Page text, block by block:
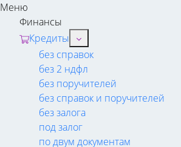
Меню
Финансы
Кредиты
без справок
без 2 ндфл
без поручителей
без справок и поручителей
без залога
под залог
по двум документам